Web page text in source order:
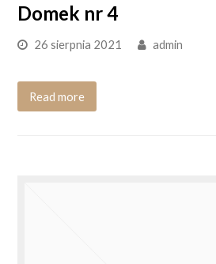
Domek nr 4
26 sierpnia 2021 admin
Read more